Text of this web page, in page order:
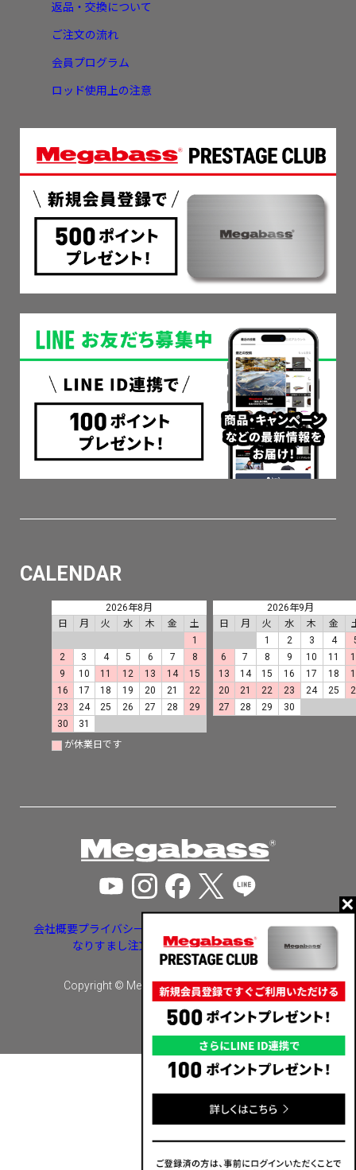
返品・交換について
ご注文の流れ
会員プログラム
ロッド使用上の注意
CALENDAR
2026年8月
日
月 火 水 木 金
土
1
2
3 4 5 6 7
8
9
10 11 12 13 14
15
16
17 18 19 20 21
22
23
24 25 26 27 28
29
30
31
2026年9月
日
月 火 水 木 金
1
2 3 4
6
7 8 9 10 11
13
14 15 16 17 18
20
21 22 23 24 25
27
28 29 30
が休業日です
会社概要プライバシーポリシー
特定商取引法に基づく表示
なりすまし注文・いたずら注文等への対応
Copyright © Megabass inc. All rights reserved.